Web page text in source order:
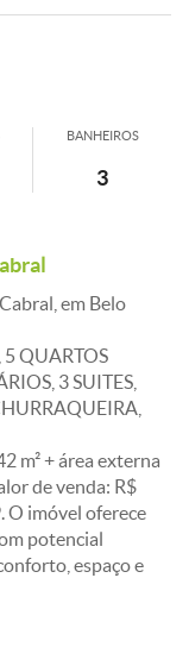
BANHEIROS
3
em Belo
5 QUARTOS
3 SUITES,
m² + área externa
de venda: R$
O imóvel oferece
potencial
espaço e